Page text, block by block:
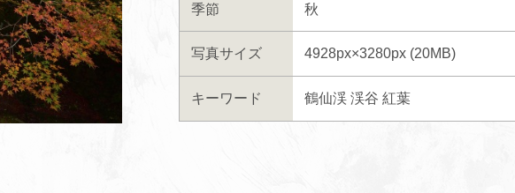
季節 秋
写真サイズ 4928px×3280px (20MB)
キーワード 鶴仙渓 渓谷 紅葉